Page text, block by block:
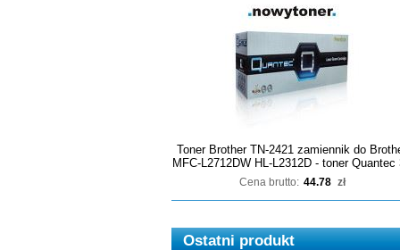
Toner Brother TN-2421 zamiennik do
MFC-L2712DW HL-L2312D - toner Quantec
Cena brutto: 44.78 zł
Ostatni produkt